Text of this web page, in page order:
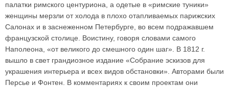
палатки римского центуриона, а одетые в «римские туники»
женщины мерзли от холода в плохо отапливаемых парижских
Салонах и в заснеженном Петербурге, во всем подражавшем
французской столице. Воистину, говоря словами самого
Наполеона, «от великого до смешного один шаг». В 1812 г.
вышло в свет грандиозное издание «Собрание эскизов для
украшения интерьера и всех видов обстановки». Авторами были
Персье и Фонтен. В комментариях к своим проектам они